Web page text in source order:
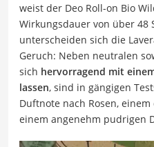
weist der Deo Roll-on Bio
Wirkungsdauer von über 48
unterscheiden sich die
Geruch: Neben neutralen
sich hervorragend mit
lassen, sind in gängigen
Duftnote nach Rosen,
einem angenehm pudrigen